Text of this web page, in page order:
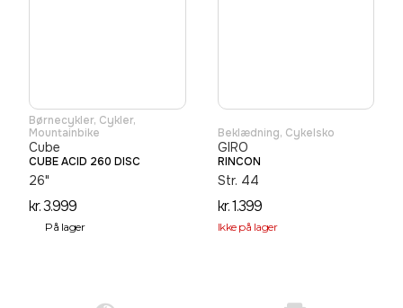
Børnecykler, Cykler,
Mountainbike
Cube
CUBE ACID 260 DISC
26"
kr.3.999
På lager
Beklædning, Cykelsko
GIRO
RINCON
Str. 44
kr.1.399
Ikke på lager